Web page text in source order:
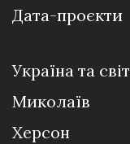
Дата-проєкти
Україна та світ
Миколаїв
Херсон